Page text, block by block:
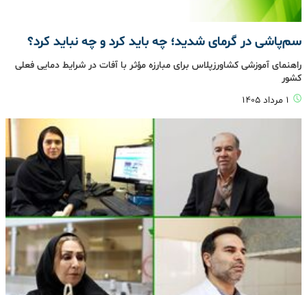
سم‌پاشی در گرمای شدید؛ چه باید کرد و چه نباید کرد؟
راهنمای آموزشی کشاورزپلاس برای مبارزه مؤثر با آفات در شرایط دمایی فعلی
کشور